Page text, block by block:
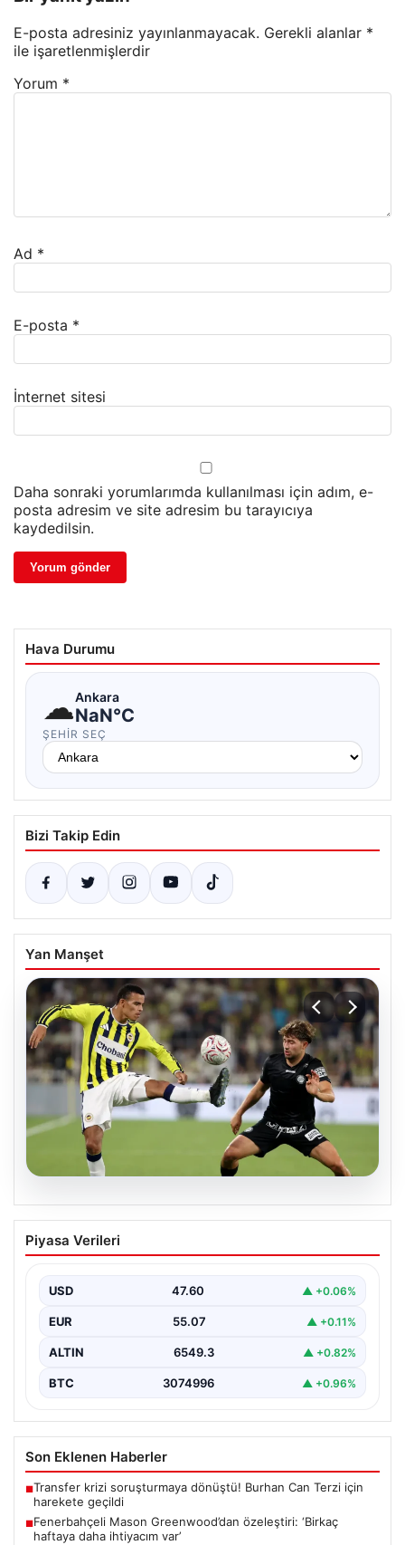
E-posta adresiniz yayınlanmayacak. Gerekli alanlar *
ile işaretlenmişlerdir
Yorum *
Ad *
E-posta *
İnternet sitesi
Daha sonraki yorumlarımda kullanılması için adım, e-
posta adresim ve site adresim bu tarayıcıya
kaydedilsin.
Hava Durumu
☁Ankara
NaN°C
ŞEHIR SEÇ
Bizi Takip Edin
Yan Manşet
05.08.2026
Fenerbahçeli Mason Greenwood’dan
özeleştiri: ‘Birkaç haftaya daha
Piyasa Verileri
USD 47.60 ▲ +0.06%
EUR 55.07 ▲ +0.11%
ALTIN 6549.3 ▲ +0.82%
BTC 3074996 ▲ +0.96%
Son Eklenen Haberler
■Transfer krizi soruşturmaya dönüştü! Burhan Can Terzi için
harekete geçildi
■Fenerbahçeli Mason Greenwood’dan özeleştiri: ‘Birkaç
haftaya daha ihtiyacım var’